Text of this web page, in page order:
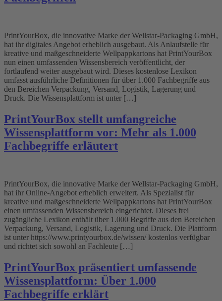
PrintYourBox, die innovative Marke der Wellstar-Packaging GmbH,
hat ihr digitales Angebot erheblich ausgebaut. Als Anlaufstelle für
kreative und maßgeschneiderte Wellpappkartons hat PrintYourBox
nun einen umfassenden Wissensbereich veröffentlicht, der
fortlaufend weiter ausgebaut wird. Dieses kostenlose Lexikon
umfasst ausführliche Definitionen für über 1.000 Fachbegriffe aus
den Bereichen Verpackung, Versand, Logistik, Lagerung und
Druck. Die Wissensplattform ist unter […]
PrintYourBox stellt umfangreiche
Wissensplattform vor: Mehr als 1.000
Fachbegriffe erläutert
PrintYourBox, die innovative Marke der Wellstar-Packaging GmbH,
hat ihr Online-Angebot erheblich erweitert. Als Spezialist für
kreative und maßgeschneiderte Wellpappkartons hat PrintYourBox
einen umfassenden Wissensbereich eingerichtet. Dieses frei
zugängliche Lexikon enthält über 1.000 Begriffe aus den Bereichen
Verpackung, Versand, Logistik, Lagerung und Druck. Die Plattform
ist unter https://www.printyourbox.de/wissen/ kostenlos verfügbar
und richtet sich sowohl an Fachleute […]
PrintYourBox präsentiert umfassende
Wissensplattform: Über 1.000
Fachbegriffe erklärt